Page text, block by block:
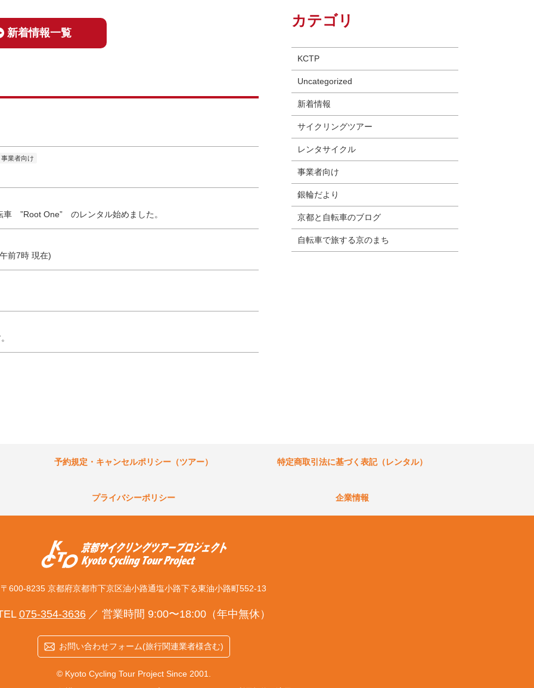
新着情報一覧
事業者向け
車 ”Root One” のレンタル始めました。
前7時 現在)
カテゴリ
KCTP
Uncategorized
新着情報
サイクリングツアー
レンタサイクル
事業者向け
銀輪だより
京都と自転車のブログ
自転車で旅する京のまち
予約規定・キャンセルポリシー（ツアー） 特定商取引法に基づく表記（レンタル）
プライバシーポリシー 企業情報
〒600-8235 京都府京都市下京区油小路通塩小路下る東油小路町552-13
075-354-3636 営業時間 9:00〜18:00（年中無休）
お問い合わせフォーム(旅行関連業者様含む)
© Kyoto Cycling Tour Project Since 2001.